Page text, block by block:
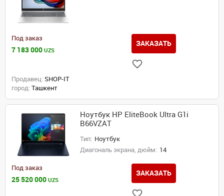
Под заказ
7 183 000 UZS
ЗАКАЗАТЬ
Продавец: SHOP-IT
город: Ташкент
Ноутбук HP EliteBook Ultra G1i
B66VZAT
Тип: Ноутбук
Диагональ экрана, дюйм: 14
Под заказ
25 520 000 UZS
ЗАКАЗАТЬ